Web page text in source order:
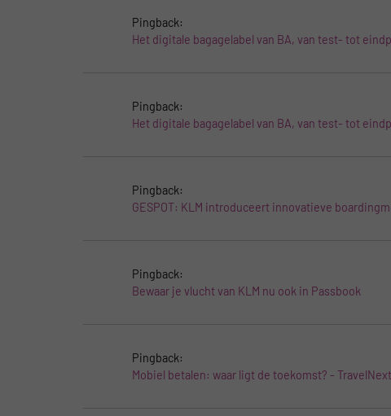
Pingback:
Het digitale bagagelabel van BA, van test- tot
Pingback:
Het digitale bagagelabel van BA, van test- tot
Pingback:
GESPOT: KLM introduceert innovatieve
Pingback:
Bewaar je vlucht van KLM nu ook in Passbook
Pingback:
Mobiel betalen: waar ligt de toekomst? - TravelNext